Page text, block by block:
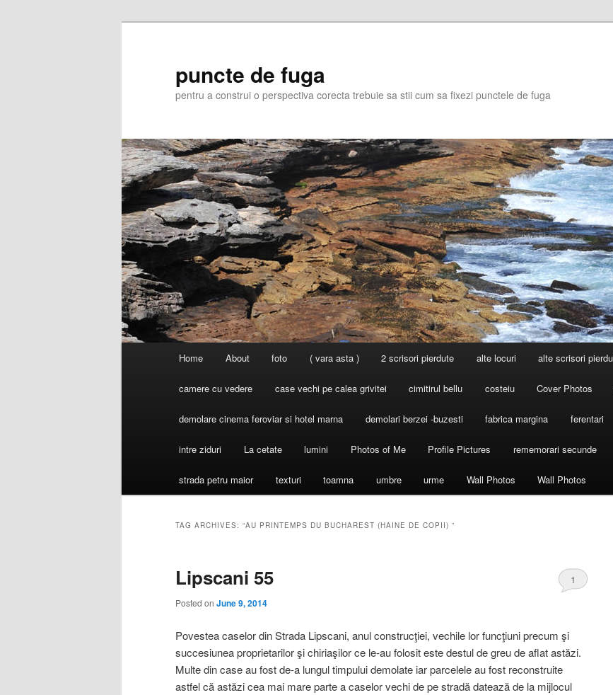
puncte de fuga
pentru a construi o perspectiva corecta trebuie sa stii cum sa fixezi punctele de fuga
Home About foto ( vara asta ) 2 scrisori pierdute alte locuri alte scrisori
camere cu vedere case vechi pe calea grivitei cimitirul bellu costeiu Cover Photos
demolare cinema feroviar si hotel marna demolari berzei -buzesti fabrica margina ferentari
intre ziduri La cetate lumini Photos of Me Profile Pictures rememorari secunde
strada petru maior texturi toamna umbre urme Wall Photos Wall Photos
TAG ARCHIVES: “AU PRINTEMPS DU BUCHAREST (HAINE DE COPII) ”
Lipscani 55
Posted on June 9, 2014
1
Povestea caselor din Strada Lipscani, anul construcţiei, vechile lor funcţiuni precum şi
succesiunea proprietarilor şi chiriaşilor ce le-au folosit este destul de greu de aflat astăzi.
Multe din case au fost de-a lungul timpului demolate iar parcelele au fost reconstruite
astfel că astăzi cea mai mare parte a caselor vechi de pe stradă datează de la mijlocul